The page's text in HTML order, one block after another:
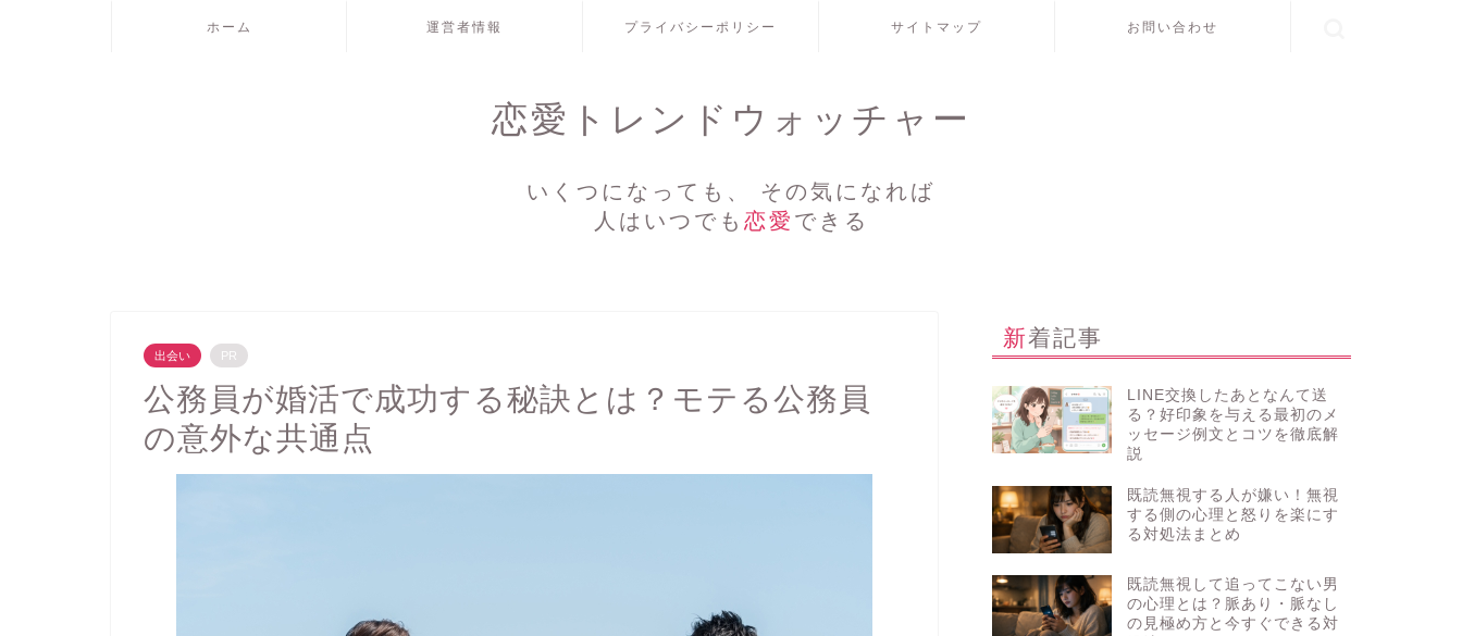
ホーム 運営者情報 プライバシーポリシー サイトマップ お問い合わせ
恋愛トレンドウォッチャー
いくつになっても、 その気になれば
人はいつでも 恋愛 できる
出会い PR
公務員が婚活で成功する秘訣とは？モテる公務員
の意外な共通点
新着記事
LINE交換したあとなんて送
る？好印象を与える最初のメ
ッセージ例文とコツを徹底解
説
既読無視する人が嫌い！無視
する側の心理と怒りを楽にす
る対処法まとめ
既読無視して追ってこない男
の心理とは？脈あり・脈なし
の見極め方と今すぐできる対